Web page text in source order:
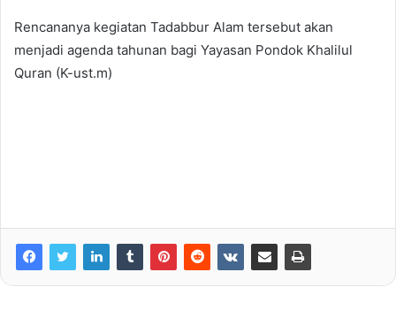
Rencananya kegiatan Tadabbur Alam tersebut akan
menjadi agenda tahunan bagi Yayasan Pondok Khalilul
Quran (K-ust.m)